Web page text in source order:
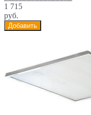
1 715
руб.
Добавить